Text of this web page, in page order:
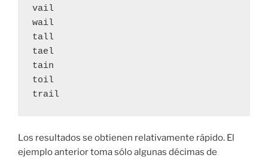
vail
wail
tall
tael
tain
toil
trail
Los resultados se obtienen relativamente rápido. El
ejemplo anterior toma sólo algunas décimas de